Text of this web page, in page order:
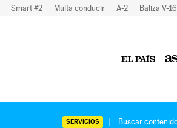
Smart #2 Multa conducir A-2 Baliza V-16
SERVICIOS